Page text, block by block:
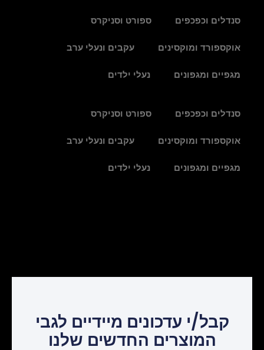
סנדלים וכפכפים ספורט וסניקרס
אוקספורד ומוקסינים עקבים ונעלי ערב
מגפיים ומגפונים נעלי ילדים
סנדלים וכפכפים ספורט וסניקרס
אוקספורד ומוקסינים עקבים ונעלי ערב
מגפיים ומגפונים נעלי ילדים
קבל/י עדכונים מיידיים לגבי
המוצרים החדשים שלנו